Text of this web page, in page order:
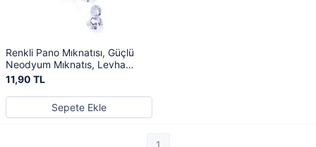
Renkli Pano Mıknatısı, Güçlü
Neodyum Mıknatıs, Levha
Magneti
11,90 TL
Sepete Ekle
1